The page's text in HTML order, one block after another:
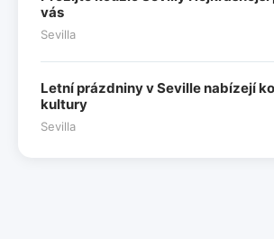
vás
Sevilla
Letní prázdniny v Seville nabízejí
kultury
Sevilla